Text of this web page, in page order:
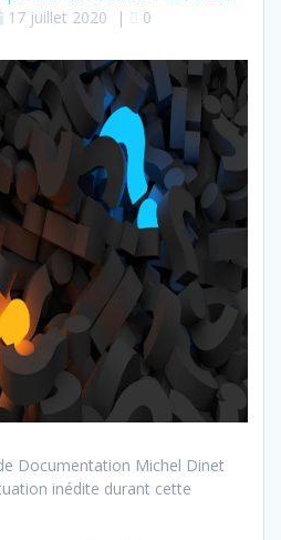
17 juillet 2020 | 0
Documentation Michel Dinet
inédite durant cette